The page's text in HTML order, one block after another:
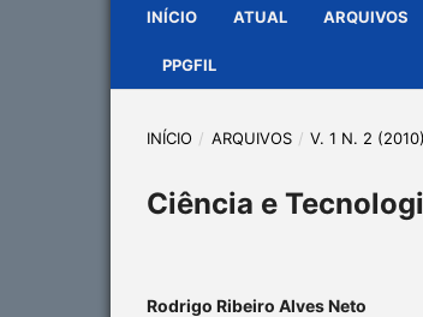
INÍCIO ATUAL ARQUIVOS
PPGFIL
INÍCIO / ARQUIVOS / V. 1 N. 2
Ciência e
Rodrigo Ribeiro Alves Neto